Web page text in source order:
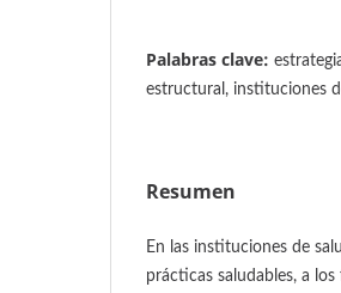
Palabras clave:
estructural, instituciones
Resumen
En las instituciones de
prácticas saludables, a